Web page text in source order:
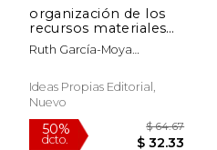
organización de los
recursos materiales
en una
unidad/servicio.
atención al paciente
Ruth García-Moya
Almodóvar Pérez
Ideas Propias Editorial,
Nuevo